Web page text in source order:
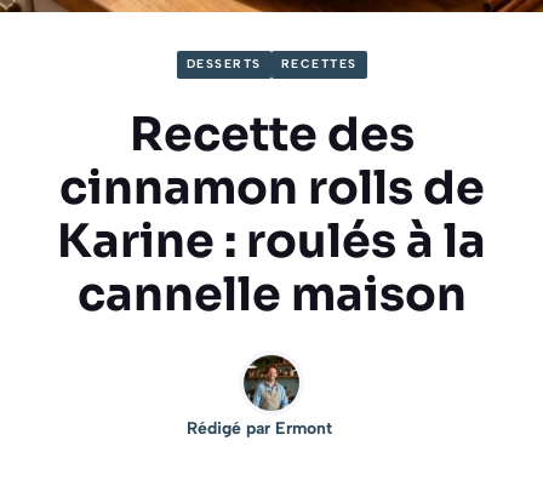
DESSERTS RECETTES
Recette des
cinnamon rolls de
Karine : roulés à la
cannelle maison
Rédigé par Ermont